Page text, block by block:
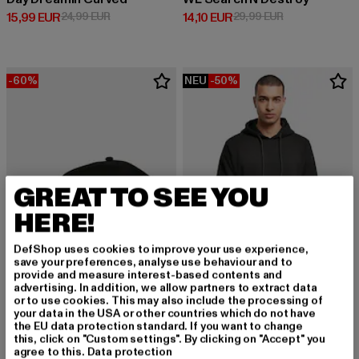
15,99 EUR
Derzeitiger Preis: 15,99 EUR
24,99 EURAktionspreis: 24,99 EUR
14,10 EUR
Derzeitiger Preis: 14,10 EUR
29,99 EURAktionspreis:
-60%
CAYLER & SONS
Slam Dunk
12,00 EUR
Derzeitiger Preis: 12,00 EUR
29,99 EURAktionspreis: 29,99 EUR
NEU -50%
CAYLER & SONS
Plain Hoody
15,00 EUR
Derzeitiger Preis: 15,00 EUR
29,99 EURAktionspreis:
GREAT TO SEE YOU
HERE!
DefShop uses cookies to improve your use experience,
save your preferences, analyse use behaviour and to
provide and measure interest-based contents and
advertising. In addition, we allow partners to extract data
or to use cookies. This may also include the processing of
your data in the USA or other countries which do not have
the EU data protection standard. If you want to change
this, click on "Custom settings". By clicking on "Accept" you
agree to this. Data protection